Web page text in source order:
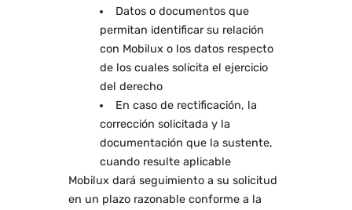
Datos o documentos que
permitan identificar su relación
con Mobilux o los datos respecto
de los cuales solicita el ejercicio
del derecho
En caso de rectificación, la
corrección solicitada y la
documentación que la sustente,
cuando resulte aplicable
Mobilux dará seguimiento a su solicitud
en un plazo razonable conforme a la